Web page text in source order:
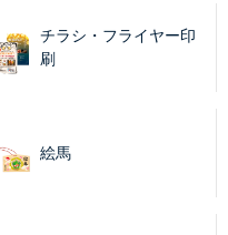
チラシ・フライヤー印
刷
絵馬